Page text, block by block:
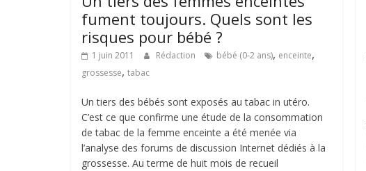
fument toujours. Quels sont les
risques pour bébé ?
1 juin 2011 Rédaction bébé (0-2 ans), enceinte,
grossesse, tabac
Un tiers des bébés sont exposés au tabac in utéro.
C’est ce que confirme une étude de la consommation
de tabac de la femme enceinte a été menée via
l’analyse des forums de discussion Internet dédiés à la
grossesse. Au terme de huit mois de recueil